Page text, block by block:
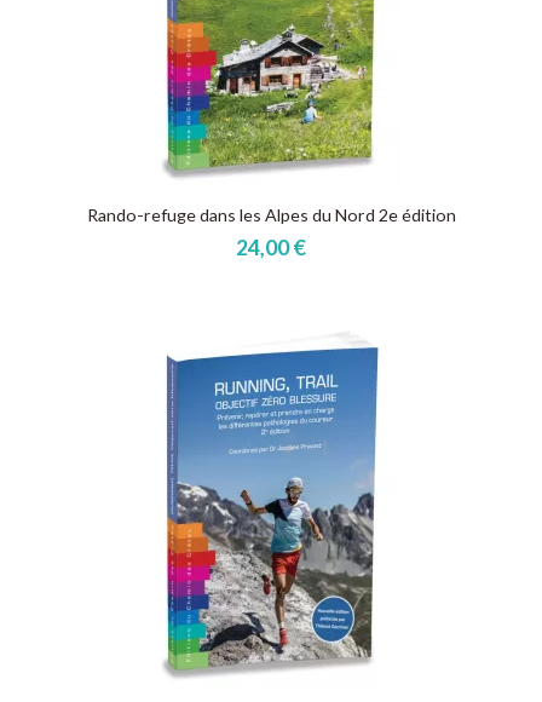
Rando-refuge dans les Alpes du Nord 2e édition
24,00 €